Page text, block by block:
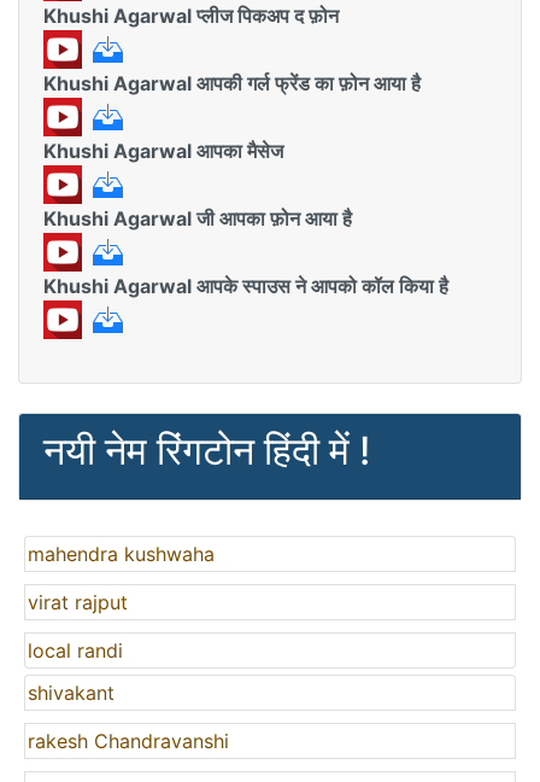
Khushi Agarwal प्लीज पिकअप द फ़ोन
Khushi Agarwal आपकी गर्ल फ्रेंड का फ़ोन आया है
Khushi Agarwal आपका मैसेज
Khushi Agarwal जी आपका फ़ोन आया है
Khushi Agarwal आपके स्पाउस ने आपको कॉल किया है
नयी नेम रिंगटोन हिंदी में !
mahendra kushwaha
virat rajput
local randi
shivakant
rakesh Chandravanshi